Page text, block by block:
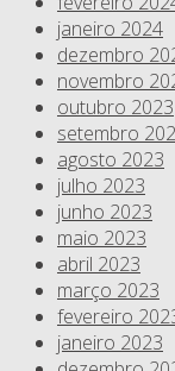
janeiro 2024
dezembro
novembro
outubro 2023
setembro
agosto 2023
julho 2023
junho 2023
maio 2023
abril 2023
março 2023
fevereiro
janeiro 2023